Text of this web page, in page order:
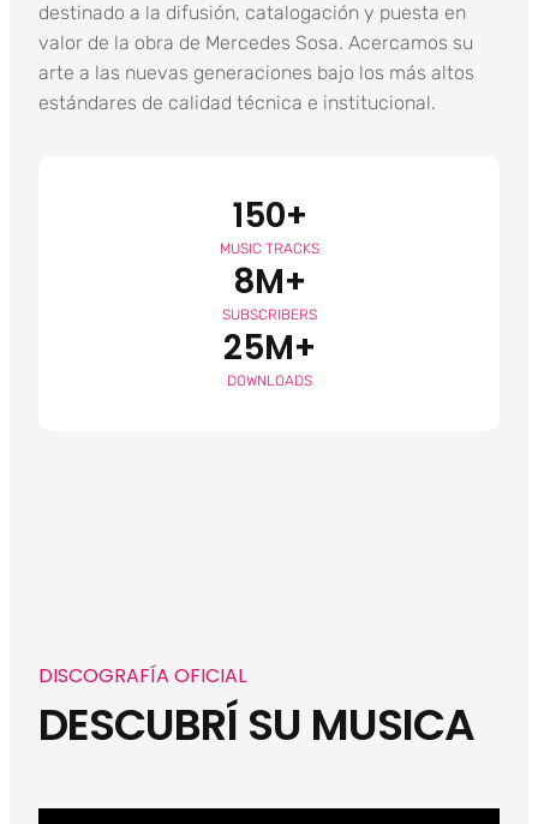
destinado a la difusión, catalogación y puesta en
valor de la obra de Mercedes Sosa. Acercamos su
arte a las nuevas generaciones bajo los más altos
estándares de calidad técnica e institucional.
150+
MUSIC TRACKS
8M+
SUBSCRIBERS
25M+
DOWNLOADS
DISCOGRAFÍA OFICIAL
DESCUBRÍ SU MUSICA